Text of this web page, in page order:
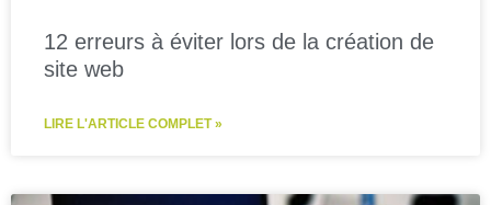
12 erreurs à éviter lors de la création de
site web
LIRE L'ARTICLE COMPLET »